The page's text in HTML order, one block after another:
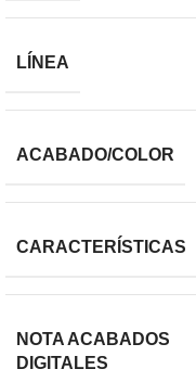
LÍNEA
ACABADO/COLOR
CARACTERÍSTICAS
NOTA ACABADOS
DIGITALES